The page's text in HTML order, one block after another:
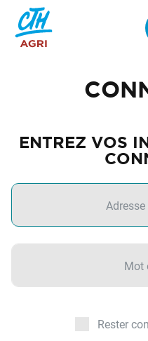
ENTREZ VOS
Rester